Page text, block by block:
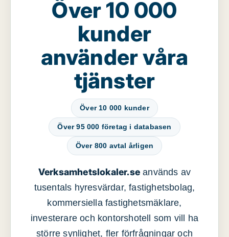
Över 10 000
kunder
använder våra
tjänster
Över 10 000 kunder
Över 95 000 företag i databasen
Över 800 avtal årligen
Verksamhetslokaler.se används av
tusentals hyresvärdar, fastighetsbolag,
kommersiella fastighetsmäklare,
investerare och kontorshotell som vill ha
större synlighet, fler förfrågningar och